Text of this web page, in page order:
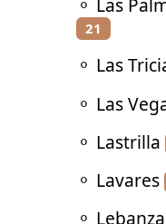
⚬ Las
21
⚬ Las
⚬ Las
⚬ Lastrilla
⚬ Lavares
⚬ Lebanza